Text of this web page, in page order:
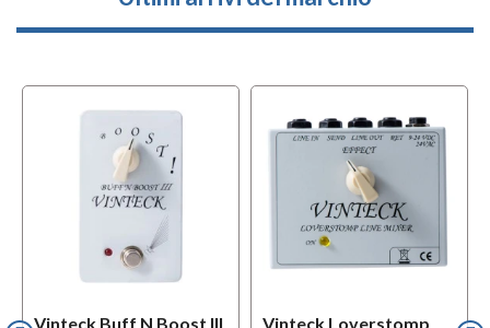
Vinteck Buff N Boost III
Vinteck Loverstomp